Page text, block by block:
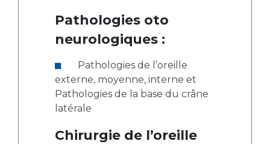
Pathologies oto
neurologiques :
externe, moyenne, interne et
Pathologies de la base du crâne
latérale
Chirurgie de l’oreille